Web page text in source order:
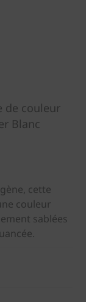
de couleur
Blanc
cette
couleur
sablées